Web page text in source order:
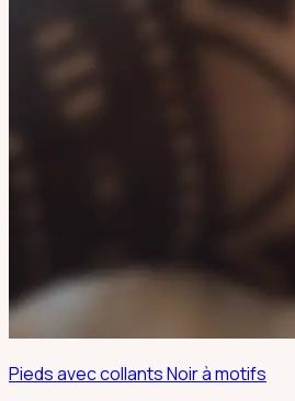
Pieds avec collants Noir à motifs